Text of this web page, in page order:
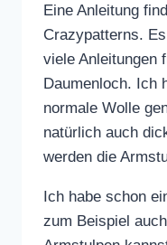
Eine Anleitung
Crazypatterns.
viele Anleitungen
Daumenloch. Ich
normale Wolle
natürlich auch
werden die
Ich habe schon
zum Beispiel